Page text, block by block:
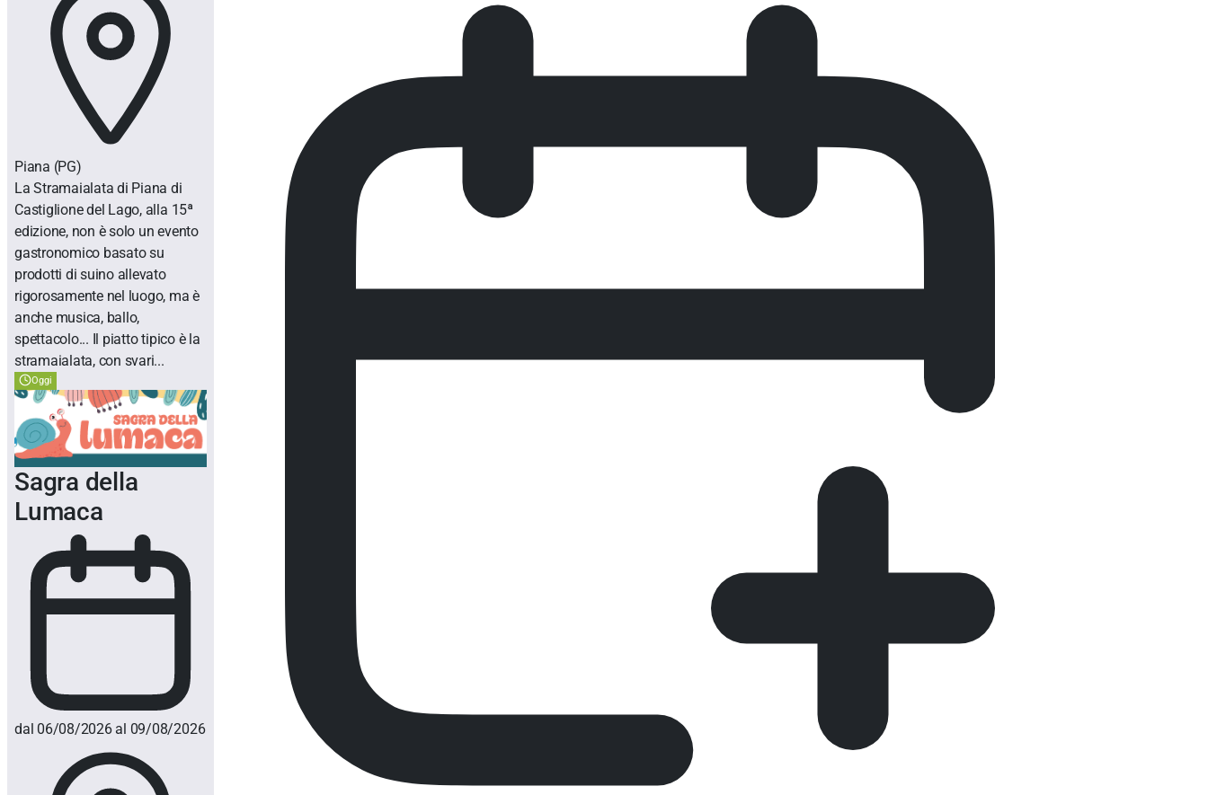
Piana (PG)
La Stramaialata di Piana di
Castiglione del Lago, alla 15ª
edizione, non è solo un evento
gastronomico basato su
prodotti di suino allevato
rigorosamente nel luogo, ma è
anche musica, ballo,
spettacolo... Il piatto tipico è la
stramaialata, con svari...
Oggi
Sagra della
Lumaca
dal 06/08/2026 al 09/08/2026